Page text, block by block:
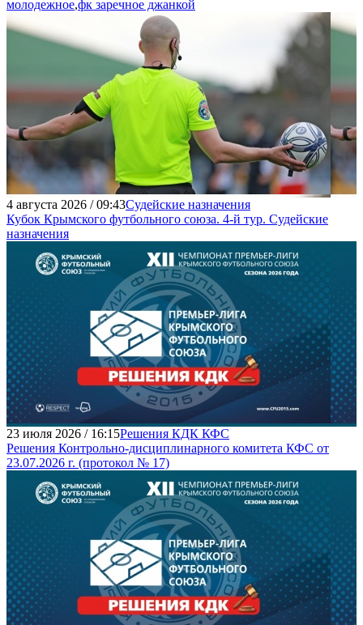
молодежное,фк заречное джанкой
4 августа 2026 / 09:43Судейские назначения
Кубок Крымского футбольного союза. 4-й тур. Судейские
назначения
23 июля 2026 / 16:15Решения КДК КФС
Решения Контрольно-дисциплинарного комитета КФС от
23.07.2026 г. (протокол № 17)